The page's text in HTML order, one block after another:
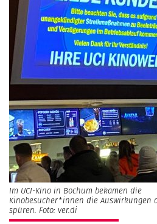
Im UCI-Kino in Bochum bekamen die
Kinobesucher*innen die Auswirkungen
spüren. Foto: ver.di